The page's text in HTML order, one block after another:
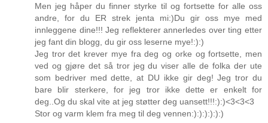
Men jeg håper du finner styrke til og fortsette for alle oss
andre, for du ER strek jenta mi:)Du gir oss mye med
innleggene dine!!! Jeg reflekterer annerledes over ting etter
jeg fant din blogg, du gir oss leserne mye!:):)
Jeg tror det krever mye fra deg og orke og fortsette, men
ved og gjøre det så tror jeg du viser alle de folka der ute
som bedriver med dette, at DU ikke gir deg! Jeg tror du
bare blir sterkere, for jeg tror ikke dette er enkelt for
deg..Og du skal vite at jeg støtter deg uansett!!!:):)<3<3<3
Stor og varm klem fra meg til deg vennen:):):):):):)